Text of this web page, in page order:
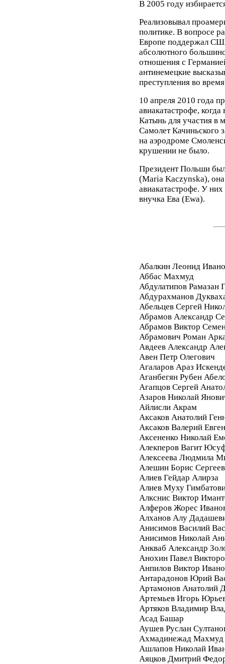
В 2005 году
Реализовывал
политике. В вопросе
Европе поддержал
абсолютного
отношения с
антинемецкие
преступления во
10 апреля 2010 года
авиакатастрофе, когда
Катынь для участия в
Самолет Качиньского
на аэродроме
крушении не было.
Президент Польши
(Maria Kaczynska),
авиакатастрофе. У
внучка Ева (Ewa).
Абалкин Леонид
Аббас Махмуд
Абдулатипов Рамазан
Абдурахманов
Абельцев Сергей
Абрамов Александр
Абрамов Виктор
Абрамович Роман
Авдеев Александр
Авен Петр Олегович
Агаларов Араз
Аганбегян Рубен
Агапцов Сергей
Азаров Николай
Айлисли Акрам
Аксаков Анатолий
Аксаков Валерий
Аксененко Николай
Алекперов Вагит
Алексеева Людмила
Алешин Борис
Алиев Гейдар Алирза
Алиев Муху
Алкснис Виктор
Алферов Жорес
Алханов Алу
Анисимов Василий
Анисимов Николай
Анкваб Александр
Анохин Павел
Анпилов Виктор
Антарадонов Юрий
Артамонов Анатолий
Артемьев Игорь
Артяков Владимир
Асад Башар
Аушев Руслан
Ахмадинежад Махмуд
Ашлапов Николай
Аяцков Дмитрий